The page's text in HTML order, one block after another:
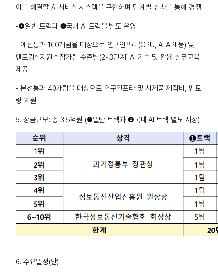
이를 해결할 AI 서비스·시스템을 구현하며 단계별 심사를 통해 경쟁
-❶일반 트랙과 ❷국내 AI 트랙을 별도 운영
- 예선통과 100개팀을 대상으로 연구인프라(GPU, AI API 등) 및
멘토링* 지원 * 참가팀 수준별(2~3단계) AI 기술 및 활용 실무교육
제공
- 본선통과 40개팀을 대상으로 연구인프라 및 시제품 제작비, 멘토
링 지원
5. 상금규모: 총 3.5억원 (❶일반 트랙과 ❷국내 AI 트랙 별도 시상)
6. 주요일정(안)